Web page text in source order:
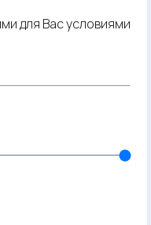
для Вас условиями